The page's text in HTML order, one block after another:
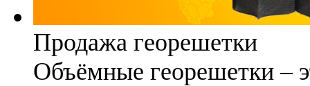
Продажа георешетки
Объёмные георешетки –